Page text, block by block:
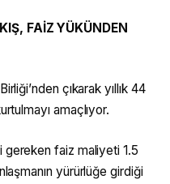
FAİZ YÜKÜNDEN
çıkarak yıllık 44
amaçlıyor.
faiz maliyeti 1.5
yürürlüğe girdiği